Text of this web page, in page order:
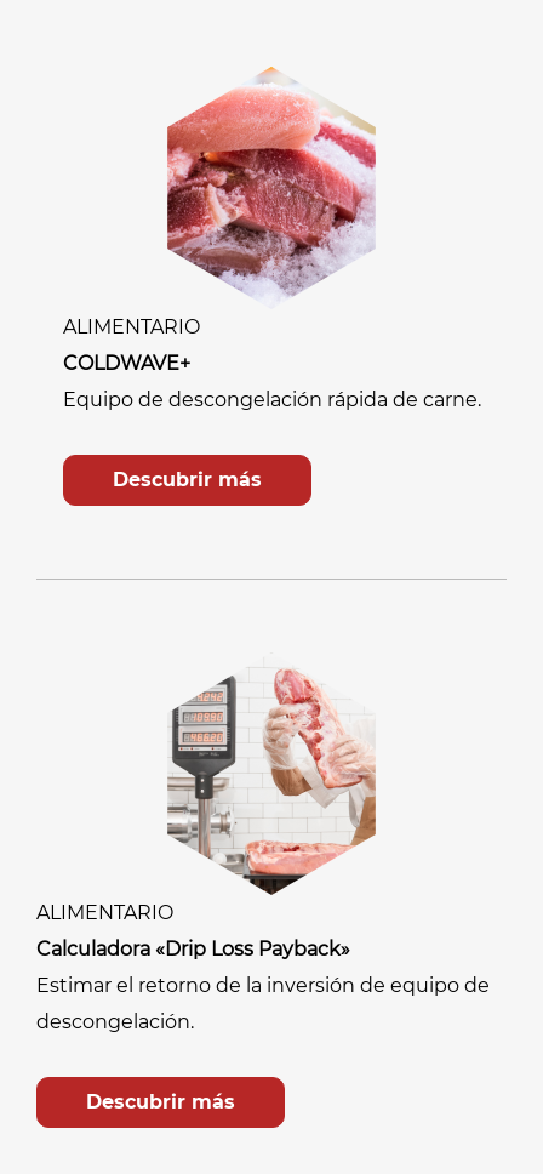
ALIMENTARIO
COLDWAVE+
Equipo de descongelación rápida de carne.
Descubrir más
ALIMENTARIO
Calculadora «Drip Loss Payback»
Estimar el retorno de la inversión de equipo de
descongelación.
Descubrir más